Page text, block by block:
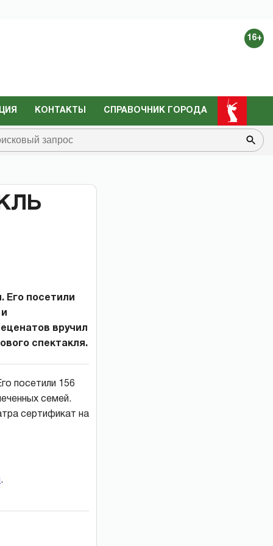
16+
КОНТАКТЫ СПРАВОЧНИК ГОРОДА
посетили
вручил
спектакля.
посетили 156
семей.
сертификат на
.